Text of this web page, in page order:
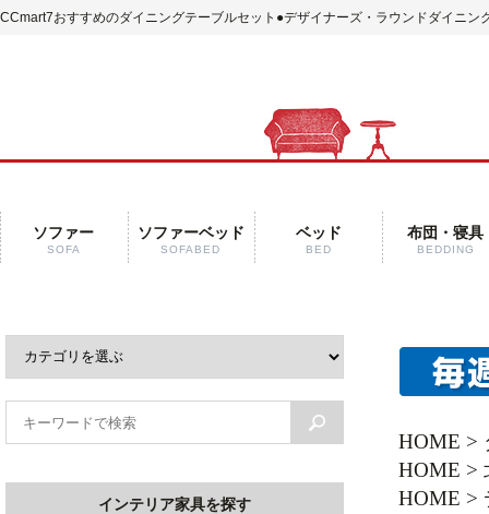
CCmart7おすすめのダイニングテーブルセット ●デザイナーズ・ラウンドダイニン
ソファー
SOFA
ソファーベッド
SOFABED
ベッド
BED
布団・寝具
BEDDING
HOME >
HOME >
HOME >
インテリア家具を探す